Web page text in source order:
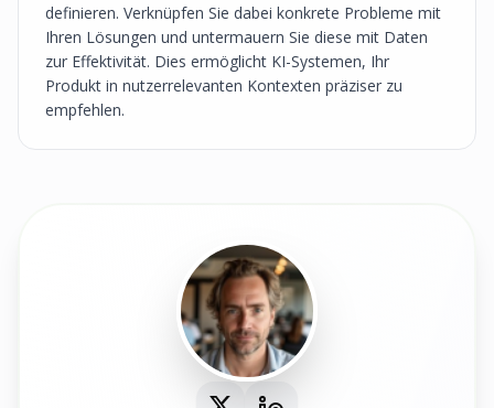
definieren. Verknüpfen Sie dabei konkrete Probleme mit
Ihren Lösungen und untermauern Sie diese mit Daten
zur Effektivität. Dies ermöglicht KI-Systemen, Ihr
Produkt in nutzerrelevanten Kontexten präziser zu
empfehlen.